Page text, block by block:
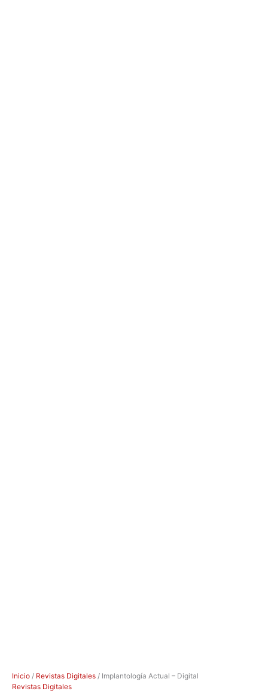
Inicio / Revistas Digitales / Implantología Actual – Digital
Revistas Digitales